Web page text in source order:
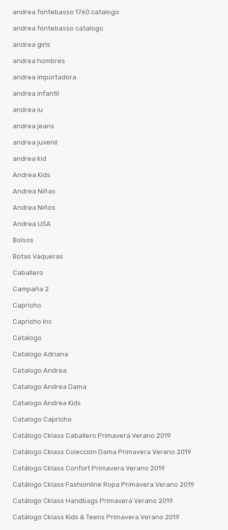
andrea fontebasso 1760 catalogo
andrea fontebasso catalogo
andrea girls
andrea hombres
andrea importadora
andrea infantil
andrea iu
andrea jeans
andrea juvenil
andrea kid
Andrea Kids
Andrea Niñas
Andrea Niños
Andrea USA
Bolsos
Botas Vaqueras
Caballero
Campaña 2
Capricho
Capricho Inc
Catalogo
Catalogo Adriana
Catalogo Andrea
Catalogo Andrea Dama
Catalogo Andrea Kids
Catalogo Capricho
Catálogo Cklass Caballero Primavera Verano 2019
Catálogo Cklass Colección Dama Primavera Verano 2019
Catálogo Cklass Confort Primavera Verano 2019
Catálogo Cklass Fashionline Ropa Primavera Verano 2019
Catálogo Cklass Handbags Primavera Verano 2019
Catálogo Cklass Kids & Teens Primavera Verano 2019